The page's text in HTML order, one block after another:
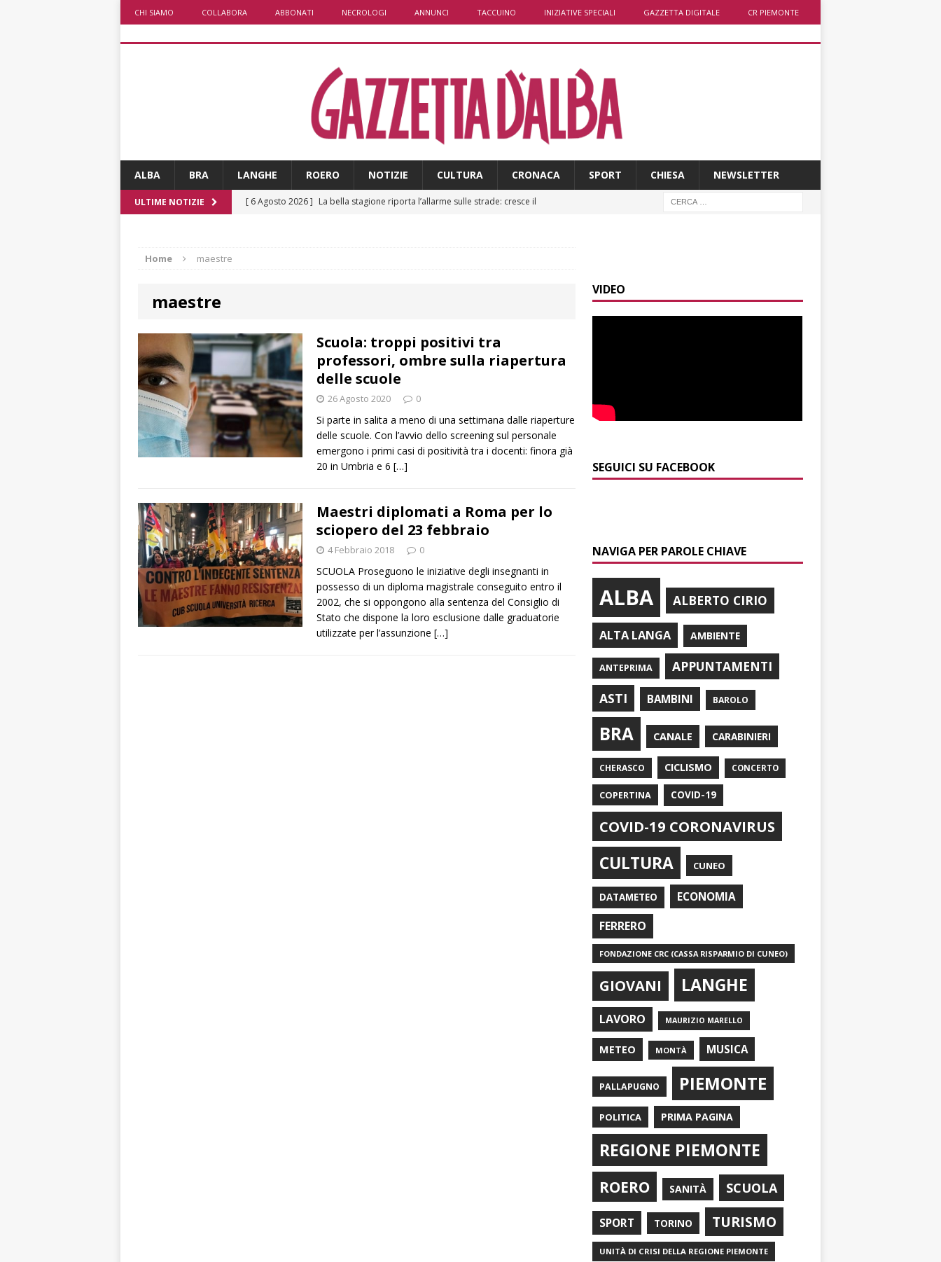
CHI SIAMO COLLABORA ABBONATI NECROLOGI ANNUNCI TACCUINO INIZIATIVE SPECIALI GAZZETTA DIGITALE CR PIEMONTE
ALBA BRA LANGHE ROERO NOTIZIE CULTURA CRONACA SPORT CHIESA NEWSLETTER
ULTIME NOTIZIE [ 6 Agosto 2026 ] La bella stagione riporta l’allarme sulle strade: cresce il
[ 6 Agosto 2026 ]
ITINERARI / In gita a Infini.To, il sorprendente museo e
planetario sulla collina di Pino torinese
ALBA
[ 6 Agosto 2026 ]
dell’Alba 7
ALBA
[ 6 Agosto 2026 ]
Palio di Asti, Andrea Calamassi confermato mossiere per
ALTRE NOTIZIE
terra e la comunità braidese
BRA
[ 6 Agosto 2026 ]
Vezza d’Alba, finisce con l’auto sullo spartitraffico della
rotonda: giovane in ospedale
CRONACA
Home maestre
maestre
Scuola: troppi positivi tra
professori, ombre sulla riapertura
delle scuole
26 Agosto 2020 0
Si parte in salita a meno di una settimana dalle riaperture
delle scuole. Con l’avvio dello screening sul personale
emergono i primi casi di positività tra i docenti: finora già
20 in Umbria e 6 […]
Maestri diplomati a Roma per lo
sciopero del 23 febbraio
4 Febbraio 2018 0
SCUOLA Proseguono le iniziative degli insegnanti in
possesso di un diploma magistrale conseguito entro il
2002, che si oppongono alla sentenza del Consiglio di
Stato che dispone la loro esclusione dalle graduatorie
utilizzate per l’assunzione […]
VIDEO
SEGUICI SU FACEBOOK
NAVIGA PER PAROLE CHIAVE
ALBA ALBERTO CIRIO
ALTA LANGA AMBIENTE
ANTEPRIMA
APPUNTAMENTI
ASTI
BAMBINI BAROLO
BRA CANALE CARABINIERI
CHERASCO CICLISMO CONCERTO
COPERTINA COVID-19
COVID-19 CORONAVIRUS
CULTURA CUNEO
DATAMETEO ECONOMIA
FERRERO
FONDAZIONE CRC (CASSA RISPARMIO DI CUNEO)
GIOVANI LANGHE
LAVORO MAURIZIO MARELLO
METEO MONTÀ MUSICA
PALLAPUGNO PIEMONTE
POLITICA PRIMA PAGINA
REGIONE PIEMONTE
ROERO SANITÀ SCUOLA
SPORT TORINO TURISMO
UNITÀ DI CRISI DELLA REGIONE PIEMONTE